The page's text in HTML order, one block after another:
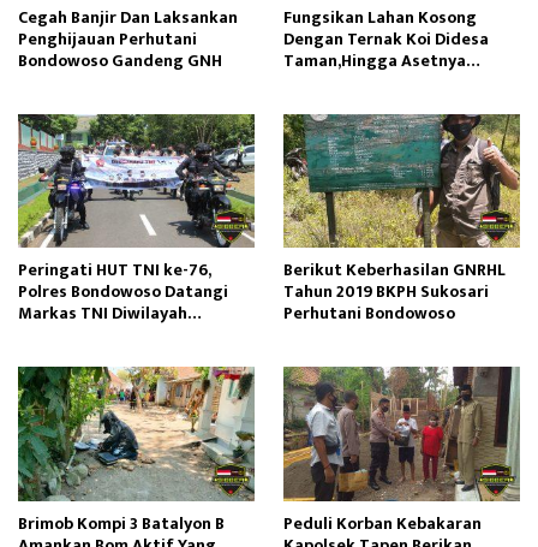
Cegah Banjir Dan Laksankan
Penghijauan Perhutani
Bondowoso Gandeng GNH
Fungsikan Lahan Kosong
Dengan Ternak Koi Didesa
Taman,Hingga Asetnya
Peringati HUT TNI ke-76,
Polres Bondowoso Datangi
Markas TNI Diwilayah
Berikut Keberhasilan GNRHL
Tahun 2019 BKPH Sukosari
Perhutani Bondowoso
Brimob Kompi 3 Batalyon B Peduli Korban Kebakaran